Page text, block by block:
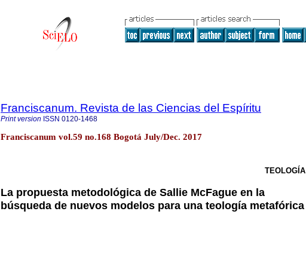
Franciscanum. Revista de las Ciencias del Espíritu
Print version ISSN 0120-1468
Franciscanum vol.59 no.168 Bogotá July/Dec. 2017
TEOLOGÍA
La propuesta metodológica de Sallie McFague en la
búsqueda de nuevos modelos para una teología metafórica